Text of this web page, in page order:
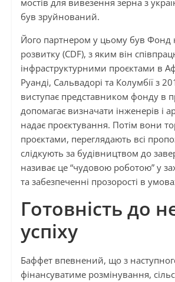
мостів для вивезення зерна з
був зруйнований.
Його партнером у цьому був Фонд
розвитку (CDF), з яким він
інфраструктурними проєктами в
Руанді, Сальвадорі та Колумбії з
виступає представником фонду в
допомагає визначати інженерів і
надає проєктування. Потім вони
проєктами, переглядають всі
слідкують за будівництвом до
називає це “чудовою роботою” у
та забезпеченні прозорості в
Готовність до
успіху
Баффет впевнений, що з
фінансуватиме розмінування,